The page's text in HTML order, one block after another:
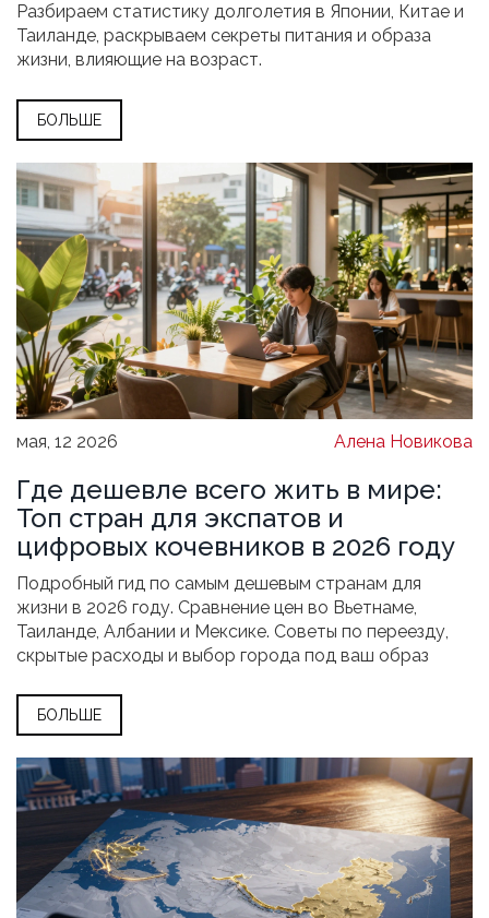
Разбираем статистику долголетия в Японии, Китае и
Таиланде, раскрываем секреты питания и образа
жизни, влияющие на возраст.
БОЛЬШЕ
мая, 12 2026 Алена Новикова
Где дешевле всего жить в мире:
Топ стран для экспатов и
цифровых кочевников в 2026 году
Подробный гид по самым дешевым странам для
жизни в 2026 году. Сравнение цен во Вьетнаме,
Таиланде, Албании и Мексике. Советы по переезду,
скрытые расходы и выбор города под ваш образ
БОЛЬШЕ